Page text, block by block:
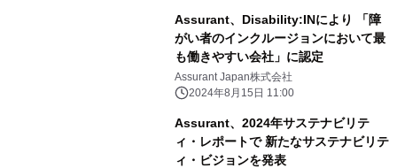
Assurant、Disability:INにより 「障
がい者のインクルージョンにおいて最
も働きやすい会社」に認定
Assurant Japan株式会社
2024年8月15日 11:00
Assurant、2024年サステナビリテ
ィ・レポートで 新たなサステナビリテ
ィ・ビジョンを発表